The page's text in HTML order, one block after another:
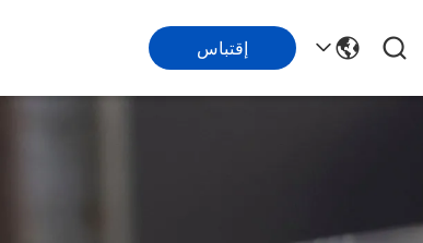
إقتباس